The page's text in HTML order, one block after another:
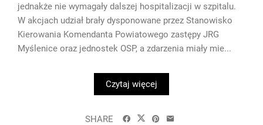
jednakże nie wymagały dalszej hospitalizacji w szpitalu.
W akcjach udział brały dysponowane przez Stanowisko
Kierowania Komendanta Powiatowego zastępy JRG
Myślenice oraz jednostek OSP, a zdarzenia miały mie...
Czytaj więcej
SHARE